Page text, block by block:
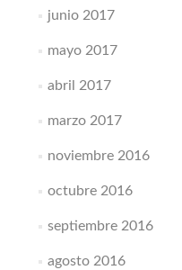
junio 2017
mayo 2017
abril 2017
marzo 2017
noviembre 2016
octubre 2016
septiembre 2016
agosto 2016